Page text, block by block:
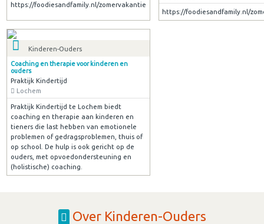
https://foodiesandfamily.nl/zomervakantie
https://foodiesandfamily.nl/
Kinderen-Ouders
Coaching en therapie voor kinderen en
ouders
Praktijk Kindertijd
Lochem
Praktijk Kindertijd te Lochem biedt
coaching en therapie aan kinderen en
tieners die last hebben van emotionele
problemen of gedragsproblemen, thuis of
op school. De hulp is ook gericht op de
ouders, met opvoedondersteuning en
(holistische) coaching.
Over Kinderen-Ouders